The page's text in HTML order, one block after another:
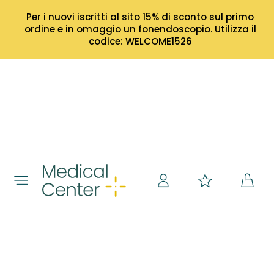
Per i nuovi iscritti al sito 15% di sconto sul primo
ordine e in omaggio un fonendoscopio. Utilizza il
codice: WELCOME1526